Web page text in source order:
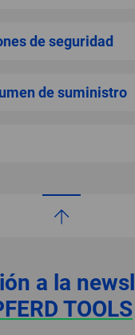
de seguridad
de suministro
a la
TOOLS